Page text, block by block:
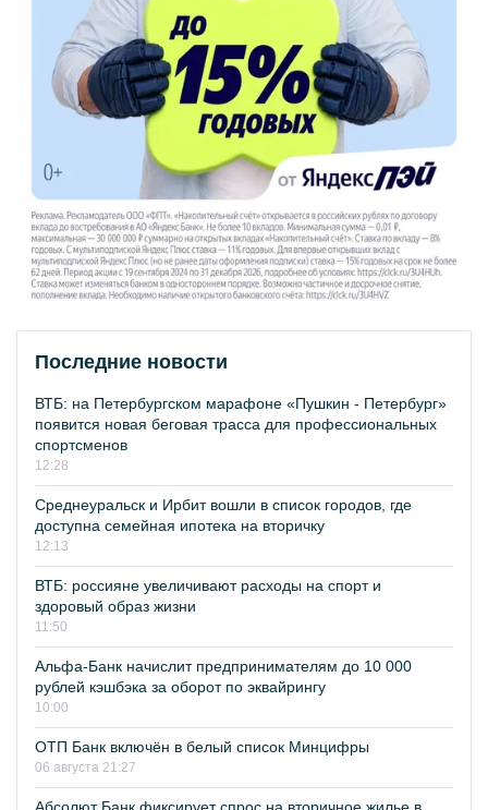
Последние новости
ВТБ: на Петербургском марафоне «Пушкин - Петербург»
появится новая беговая трасса для профессиональных
спортсменов
12:28
Среднеуральск и Ирбит вошли в список городов, где
доступна семейная ипотека на вторичку
12:13
ВТБ: россияне увеличивают расходы на спорт и
здоровый образ жизни
11:50
Альфа-Банк начислит предпринимателям до 10 000
рублей кэшбэка за оборот по эквайрингу
10:00
ОТП Банк включён в белый список Минцифры
06 августа 21:27